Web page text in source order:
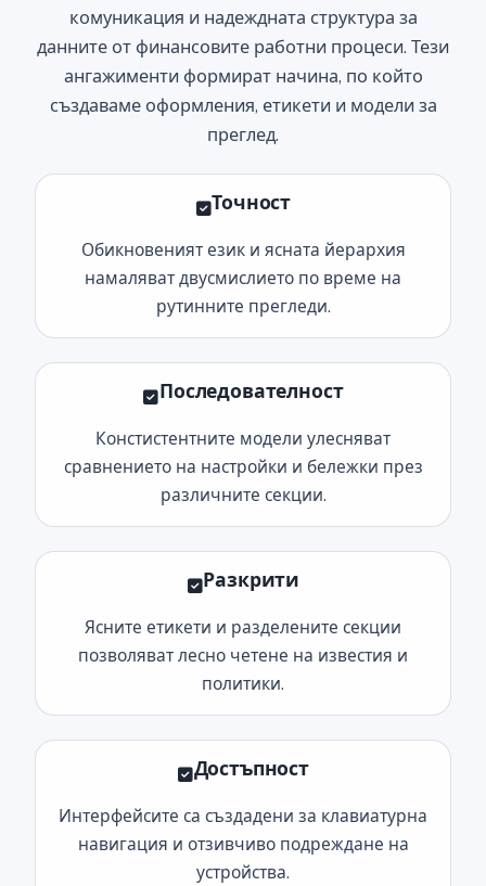
комуникация и надеждната структура за
данните от финансовите работни процеси. Тези
ангажименти формират начина, по който
създаваме оформления, етикети и модели за
преглед.
Точност
Обикновеният език и ясната йерархия
намаляват двусмислието по време на
рутинните прегледи.
Последователност
Констистентните модели улесняват
сравнението на настройки и бележки през
различните секции.
Разкрити
Ясните етикети и разделените секции
позволяват лесно четене на известия и
политики.
Достъпност
Интерфейсите са създадени за клавиатурна
навигация и отзивчиво подреждане на
устройства.